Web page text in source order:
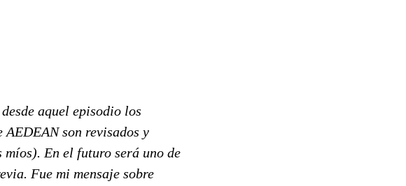
aquel episodio los
son revisados y
En el futuro será uno de
Fue mi mensaje sobre